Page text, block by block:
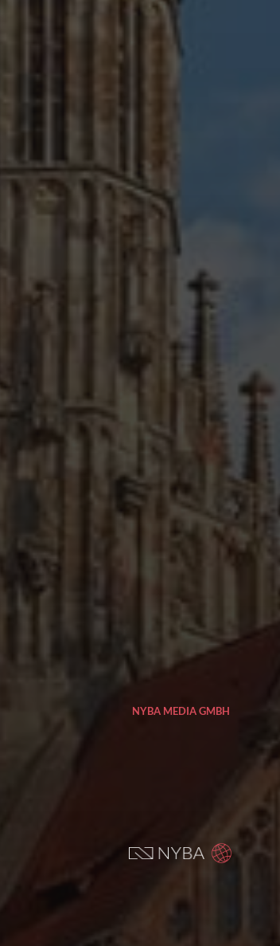
NYBA MEDIA GMBH